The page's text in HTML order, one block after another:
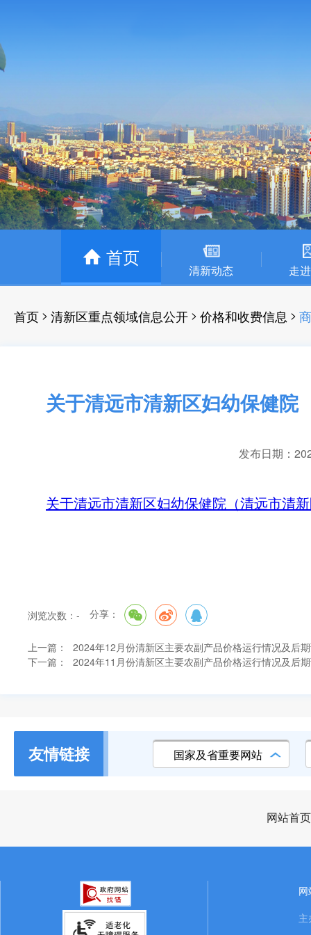
首页
清新动态 走
首页 > 清新区重点领域信息公开 > 价格和收费信息 >
关于清远市清新区妇幼保健院
发布日期：
关于清远市清新区妇幼保健院（清远市清
浏览次数： - 分享：
上一篇：
2024年12月份清新区主要农副产品价格运行情况及后
下一篇：
2024年11月份清新区主要农副产品价格运行情况及后
友情链接 国家及省重要网站
网站首页